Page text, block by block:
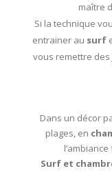
maître
Si la technique
entrainer au surf
vous remettre
Dans un décor
plages, en
Surf et